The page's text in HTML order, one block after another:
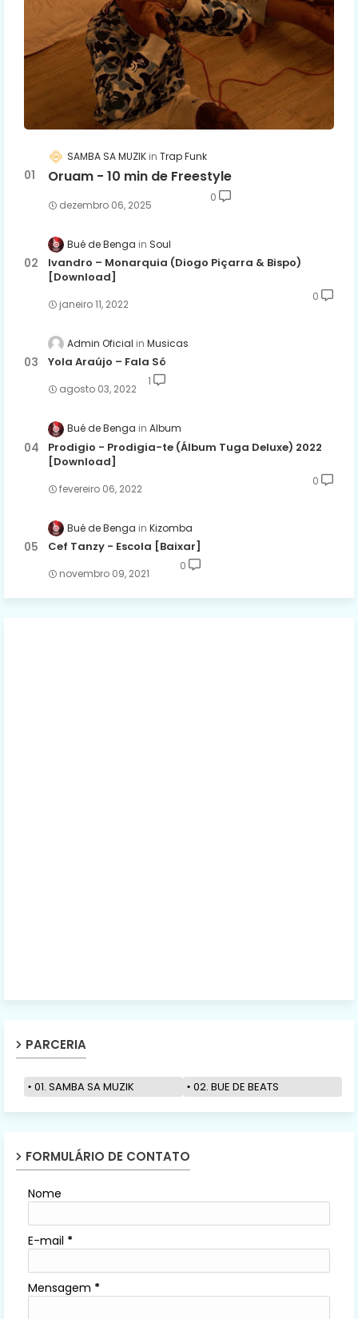
SAMBA SA MUZIK Trap Funk
Oruam - 10 min de Freestyle
dezembro 06, 2025
0
Bué de Benga Soul
Ivandro – Monarquia (Diogo Piçarra & Bispo)
[Download]
janeiro 11, 2022
0
Admin Oficial Musicas
Yola Araújo – Fala Só
agosto 03, 2022
1
Bué de Benga Album
Prodigio - Prodigia-te (Álbum Tuga Deluxe) 2022
[Download]
fevereiro 06, 2022
0
Bué de Benga Kizomba
Cef Tanzy - Escola [Baixar]
novembro 09, 2021
0
PARCERIA
01. SAMBA SA MUZIK 02. BUE DE BEATS
FORMULÁRIO DE CONTATO
Nome
E-mail *
Mensagem *